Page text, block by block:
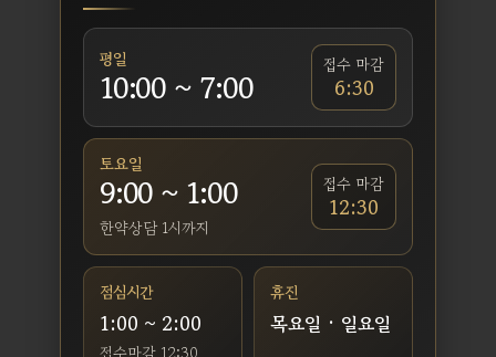
평일
10:00 ~ 7:00
접수 마감
6:30
토요일
9:00 ~ 1:00
한약상담 1시까지
접수 마감
12:30
점심시간
1:00 ~ 2:00
접수마감 12:30
휴진
목요일 · 일요일